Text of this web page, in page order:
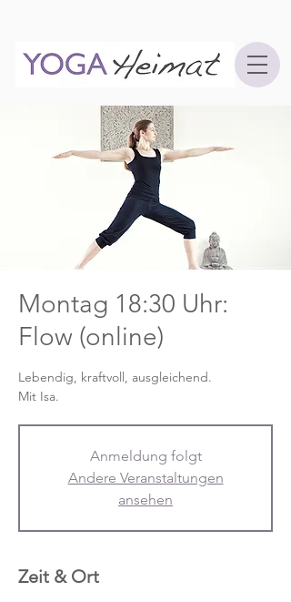
Montag 18:30 Uhr:
Flow (online)
Lebendig, kraftvoll, ausgleichend.
Mit Isa.
Anmeldung folgt
Andere Veranstaltungen
ansehen
Zeit & Ort